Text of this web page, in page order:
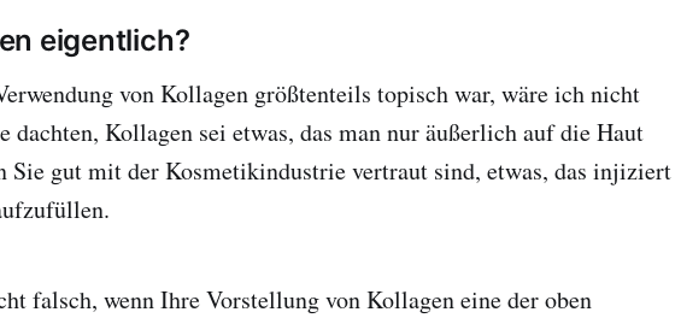
eigentlich?
von Kollagen größtenteils topisch war, wäre ich nicht
dachten, Kollagen sei etwas, das man nur äußerlich auf die Haut
Sie gut mit der Kosmetikindustrie vertraut sind, etwas, das injiziert
falsch, wenn Ihre Vorstellung von Kollagen eine der oben